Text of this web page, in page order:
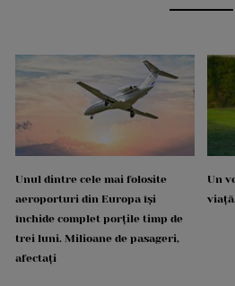
Unul dintre cele mai folosite
aeroporturi din Europa își
închide complet porțile timp de
trei luni. Milioane de pasageri,
afectați
Un